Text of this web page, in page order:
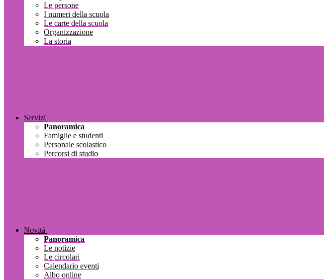
Le persone
I numeri della scuola
Le carte della scuola
Organizzazione
La storia
Servizi
Panoramica
Famiglie e studenti
Personale scolastico
Percorsi di studio
Novità
Panoramica
Le notizie
Le circolari
Calendario eventi
Albo online